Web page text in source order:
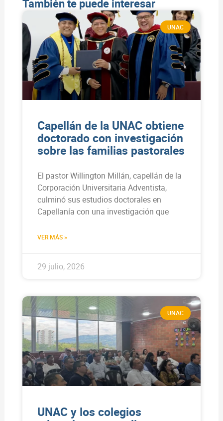
También te puede interesar
UNAC
Capellán de la UNAC obtiene
doctorado con investigación
sobre las familias pastorales
El pastor Willington Millán, capellán de la
Corporación Universitaria Adventista,
culminó sus estudios doctorales en
Capellanía con una investigación que
VER MÁS »
29 julio, 2026
UNAC
UNAC y los colegios